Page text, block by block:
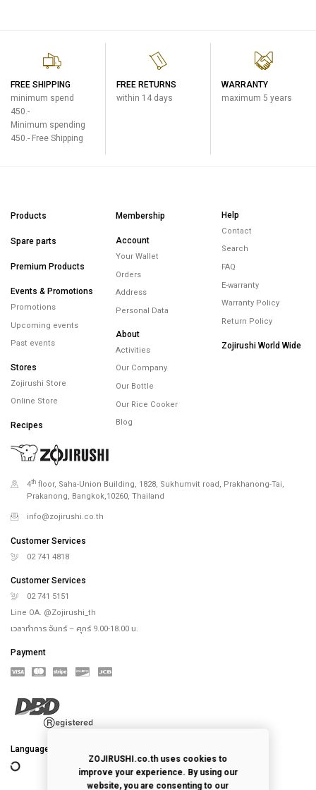
FREE SHIPPING
minimum spend
450.-
Minimum spending
450.- Free Shipping
FREE RETURNS
within 14 days
WARRANTY
maximum 5 years
Products
Spare parts
Premium Products
Events & Promotions
Promotions
Upcoming events
Past events
Stores
Zojirushi Store
Online Store
Recipes
Membership
Account
Your Wallet
Orders
Address
Personal Data
About
Activities
Our Company
Our Bottle
Our Rice Cooker
Blog
Help
Contact
Search
FAQ
E-warranty
Warranty Policy
Return Policy
Zojirushi World Wide
4th floor, Saha-Union Building, 1828, Sukhumvit road, Prakhanong-Tai,
Prakanong, Bangkok,10260, Thailand
info@zojirushi.co.th
Customer Services
02 741 4818
Customer Services
02 741 5151
Line OA. @Zojirushi_th
เวลาทำการ จันทร์ – ศุกร์ 9.00-18.00 น.
Payment
Language
ZOJIRUSHI.co.th uses cookies to
improve your experience. By using our
website, you are consenting to our